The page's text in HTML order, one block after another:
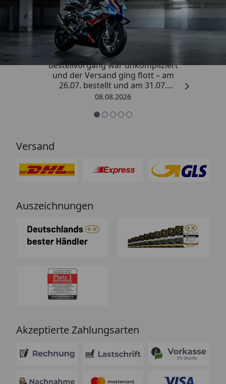
Trusted Shops
4,85/ 5
„Sehr zufriedener Kauf! Der
Bestellvorgang war unkompliziert
und der Versand ging flott – am
26.07. bestellt und am 31.07.
geliefert. Die Abdeckplane
Beschreibung und schützt
08.08.2026
Versand
Auszeichnungen
Akzeptierte Zahlungsarten